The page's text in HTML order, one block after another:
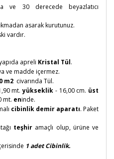
ve 30 derecede beyazlatıcı
asarak kurutunuz.
vardır.
apreli Kristal Tül.
ve madde içermez.
m2 civarında Tül.
mt.yükseklik - 16,00 cm. üst
mt. eninde.
cibinlik demir aparatı. Paket
teşhir amaçlı olup, ürüne ve
1 adet Cibinlik.